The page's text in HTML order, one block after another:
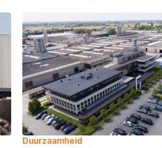
Duurzaamheid